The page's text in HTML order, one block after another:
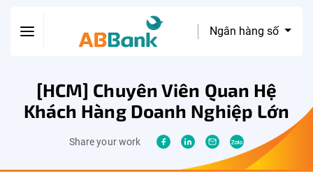
Ngân hàng số
[HCM] Chuyên Viên Quan Hệ
Khách Hàng Doanh Nghiệp Lớn
Share your work